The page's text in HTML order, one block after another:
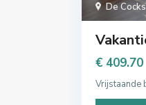
De
€ 409.70
Vrijstaande